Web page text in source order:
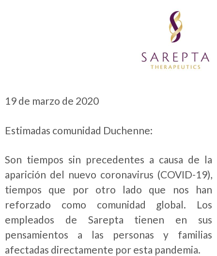
19 de marzo de 2020
Estimadas comunidad Duchenne:
Son tiempos sin precedentes a causa de la
aparición del nuevo coronavirus (COVID-19),
tiempos que por otro lado que nos han
reforzado como comunidad global. Los
empleados de Sarepta tienen en sus
pensamientos a las personas y familias
afectadas directamente por esta pandemia.